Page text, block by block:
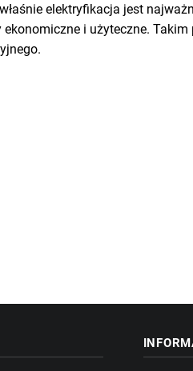
elektryfikacja jest
i użyteczne. Takim